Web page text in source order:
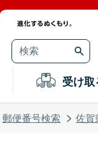
受け取
郵便番号検索 佐賀